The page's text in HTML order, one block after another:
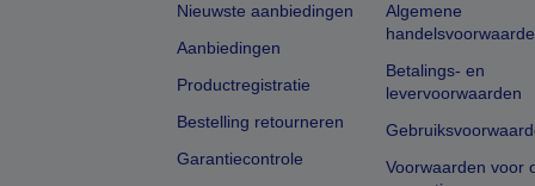
Nieuwste aanbiedingen
Aanbiedingen
Productregistratie
Bestelling retourneren
Garantiecontrole
Algemene
Betalings- en
levervoorwaarden
Voorwaarden voor